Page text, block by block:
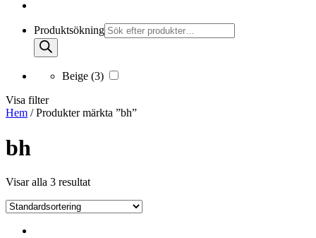
Produktsökning
Beige (3)
Visa filter
Hem / Produkter märkta ”bh”
bh
Visar alla 3 resultat